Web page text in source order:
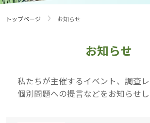
トップページ › お知らせ
お知らせ
私たちが主催するイベント、調査レ
個別問題への提言などをお知らせし